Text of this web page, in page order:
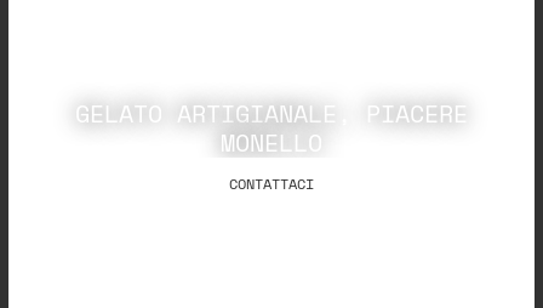
GELATO ARTIGIANALE, PIACERE
MONELLO
CONTATTACI